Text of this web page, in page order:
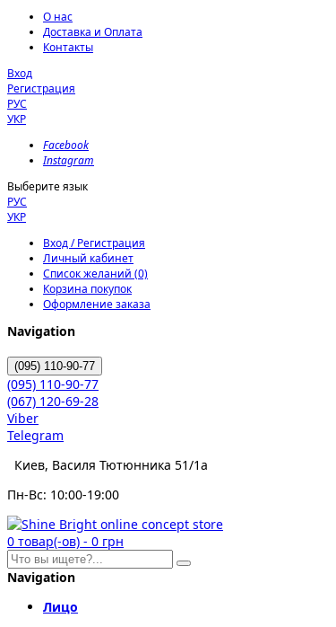
О нас
Доставка и Оплата
Контакты
Вход
Регистрация
РУС
УКР
Facebook
Instagram
Выберите язык
РУС
УКР
Вход / Регистрация
Личный кабинет
Список желаний (0)
Корзина покупок
Оформление заказа
Navigation
(095) 110-90-77
(095) 110-90-77
(067) 120-69-28
Viber
Telegram
Киев, Василя Тютюнника 51/1а
Пн-Вс: 10:00-19:00
0 товар(-ов) - 0 грн
Navigation
Лицо